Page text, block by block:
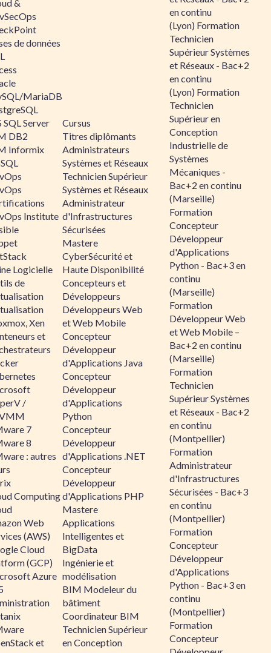
&
de données
MariaDB
SQL Server
DB2
Informix
Institute
Logicielle
de
Xen
et
/
7
8
: autres
Computing
Web
(AWS)
Cloud
(GCP)
Azure
et
Cursus
Titres diplômants
Administrateurs
Systèmes et Réseaux
Technicien Supérieur
Systèmes et Réseaux
Administrateur
d'Infrastructures
Sécurisées
Mastere
CyberSécurité et
Haute Disponibilité
Concepteurs et
Développeurs
Développeurs Web
et Web Mobile
Concepteur
Développeur
d'Applications Java
Concepteur
Développeur
d'Applications
Python
Concepteur
Développeur
d'Applications .NET
Concepteur
Développeur
d'Applications PHP
Mastere
Applications
Intelligentes et
BigData
Ingénierie et
modélisation
BIM Modeleur du
bâtiment
Coordinateur BIM
Technicien Supérieur
en Conception
en continu
(Lyon) Formation
Technicien
Supérieur Systèmes
et Réseaux - Bac+2
en continu
(Lyon) Formation
Technicien
Supérieur en
Conception
Industrielle de
Systèmes
Mécaniques -
Bac+2 en continu
(Marseille)
Formation
Concepteur
Développeur
d'Applications
Python - Bac+3 en
continu
(Marseille)
Formation
Développeur Web
et Web Mobile –
Bac+2 en continu
(Marseille)
Formation
Technicien
Supérieur Systèmes
et Réseaux - Bac+2
en continu
(Montpellier)
Formation
Administrateur
d'Infrastructures
Sécurisées - Bac+3
en continu
(Montpellier)
Formation
Concepteur
Développeur
d'Applications
Python - Bac+3 en
continu
(Montpellier)
Formation
Concepteur